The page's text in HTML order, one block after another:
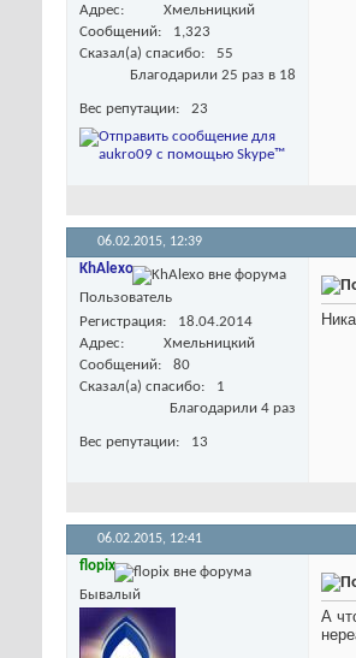
Адрес
Хмельницкий
Сообщений
1,323
Сказал(а) спасибо
55
Благодарили 25 раз в 18
Вес репутации 23
06.02.2015, 12:39
KhAlexo
Пользователь
Регистрация
18.04.2014
Адрес
Хмельницкий
Сообщений
80
Сказал(а) спасибо
1
Благодарили 4 раз
Вес репутации 13
06.02.2015, 12:41
flopix
Бывалый
А